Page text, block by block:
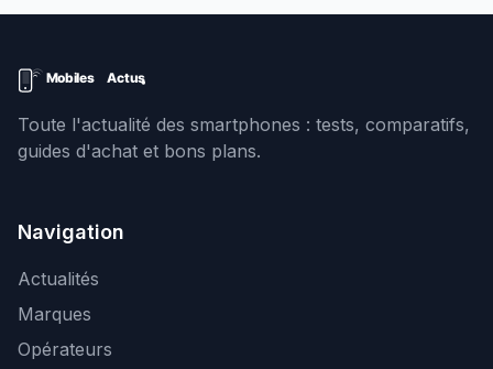
Toute l'actualité des smartphones : tests, comparatifs,
guides d'achat et bons plans.
Navigation
Actualités
Marques
Opérateurs